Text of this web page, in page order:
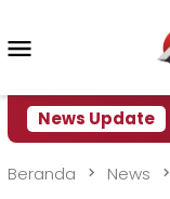
konten
News Update
Air Harga
Beranda News